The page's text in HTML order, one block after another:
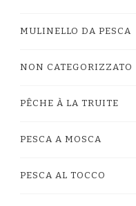
MULINELLO DA PESCA
NON CATEGORIZZATO
PÊCHE À LA TRUITE
PESCA A MOSCA
PESCA AL TOCCO